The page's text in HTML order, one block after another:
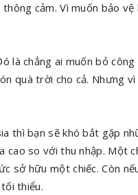
cảm. Vì muốn bảo
là chẳng ai muốn bỏ
quà trời cho cả. Nhưng
thì bạn sẽ khó bắt gặp
cao so với thu nhập. Một
sở hữu một chiếc. Còn
thiểu.